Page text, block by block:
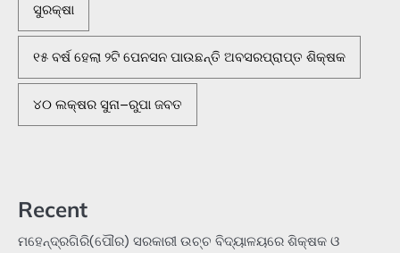
ସୁରକ୍ଷା
୧୫ ବର୍ଷ ହେଲା ୨ଟି ପେନସନ ପାଉଛନ୍ତି ଅବସରପ୍ରାପ୍ତ ଶିକ୍ଷକ
୪୦ ଲକ୍ଷର ସୁନା–ରୁପା ଜବତ
Recent
ମହେନ୍ଦ୍ରଗିରି(ପୌର) ସରକାରୀ ଉଚ୍ଚ ବିଦ୍ୟାଳୟରେ ଶିକ୍ଷକ ଓ